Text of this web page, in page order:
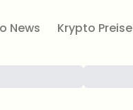
News Krypto Preise